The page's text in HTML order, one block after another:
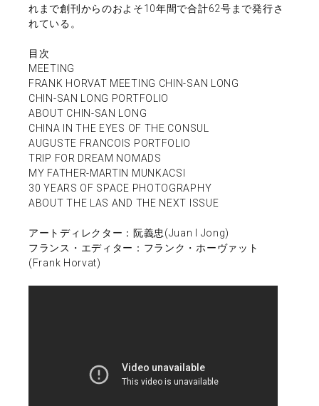
れまで創刊からのおよそ10年間で合計62号まで発行さ
れている。
目次
MEETING
FRANK HORVAT MEETING CHIN-SAN LONG
CHIN-SAN LONG PORTFOLIO
ABOUT CHIN-SAN LONG
CHINA IN THE EYES OF THE CONSUL
AUGUSTE FRANCOIS PORTFOLIO
TRIP FOR DREAM NOMADS
MY FATHER-MARTIN MUNKACSI
30 YEARS OF SPACE PHOTOGRAPHY
ABOUT THE LAS AND THE NEXT ISSUE
アートディレクター：阮義忠(Juan I Jong)
フランス・エディター：フランク・ホーヴァット
(Frank Horvat)